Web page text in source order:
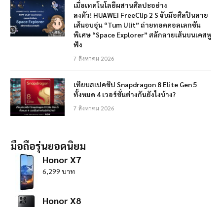
เมื่อเทคโนโลยีผสานศิลปะอย่าง
ลงตัว! HUAWEI FreeClip 2 S จับมือศิลปินลาย
เส้นอบอุ่น “Tum Ulit” ถ่ายทอดคอลเลกชัน
พิเศษ “Space Explorer” สลักลายเส้นบนเคสหู
ฟัง
7 สิงหาคม 2026
เทียบสเปคชิป Snapdragon 8 Elite Gen 5
ทั้งหมด 4 เวอร์ชั่นต่างกันยังไงบ้าง?
7 สิงหาคม 2026
มือถือรุ่นยอดนิยม
Honor X7
6,299 บาท
Honor X8